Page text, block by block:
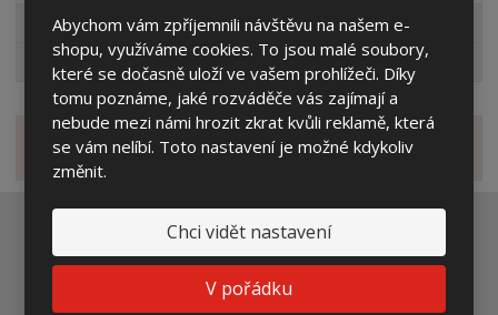
Abychom vám zpříjemnili návštěvu na našem e-
shopu, využíváme cookies. To jsou malé soubory,
které se dočasně uloží ve vašem prohlížeči. Díky
tomu poznáme, jaké rozváděče vás zajímají a
nebude mezi námi hrozit zkrat kvůli reklamě, která
se vám nelíbí. Toto nastavení je možné kdykoliv
změnit.
Chci vidět nastavení
V pořádku
EG.D
ČEZ
Novinky
Ať vám nic neunikne